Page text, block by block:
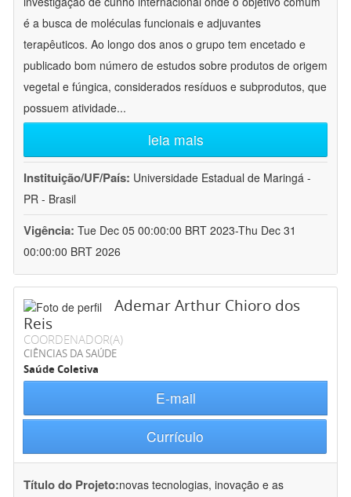
é a busca de moléculas funcionais e adjuvantes
terapêuticos. Ao longo dos anos o grupo tem encetado e
publicado bom número de estudos sobre produtos de origem
vegetal e fúngica, considerados resíduos e subprodutos, que
possuem atividade...
leia mais
Instituição/UF/País: Universidade Estadual de Maringá -
PR - Brasil
Vigência: Tue Dec 05 00:00:00 BRT 2023-Thu Dec 31
00:00:00 BRT 2026
Ademar Arthur Chioro dos
Reis
COORDENADOR(A)
CIÊNCIAS DA SAÚDE
Saúde Coletiva
E-mail
Currículo
Título do Projeto:novas tecnologias, inovação e as